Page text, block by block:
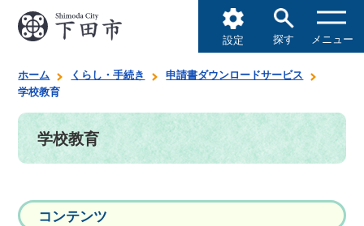
設定 探す メニュー
ホーム くらし・手続き
申請書ダウンロードサービス
学校教育
学校教育
コンテンツ